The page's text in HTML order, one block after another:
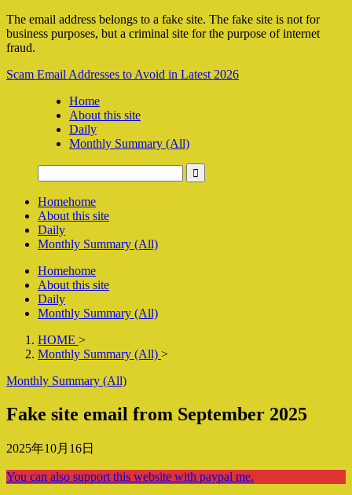
The email address belongs to a fake site. The fake site is not for
business purposes, but a criminal site for the purpose of internet
fraud.
Scam Email Addresses to Avoid in Latest 2026
Home
About this site
Daily
Monthly Summary (All)
Homehome
About this site
Daily
Monthly Summary (All)
Homehome
About this site
Daily
Monthly Summary (All)
HOME >
Monthly Summary (All) >
Monthly Summary (All)
Fake site email from September 2025
2025年10月16日
You can also support this website with paypal me.